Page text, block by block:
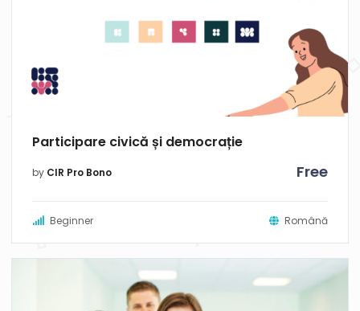
Participare civică și democrație
by CIR Pro Bono Free
Beginner Română